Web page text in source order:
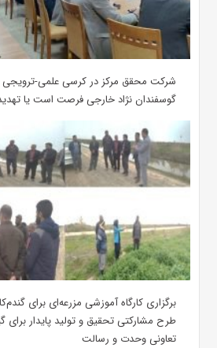
شرکت محقق مرکز در کرسی علمی-ترویجی
گوسفندان نژاد خارجی فرصت است یا
برگزاری کارگاه آموزشی مزرعه‌ای برای
طرح مشارکتی تحقیق و تولید پایدار برای
تعاونی وحدت و رسالت